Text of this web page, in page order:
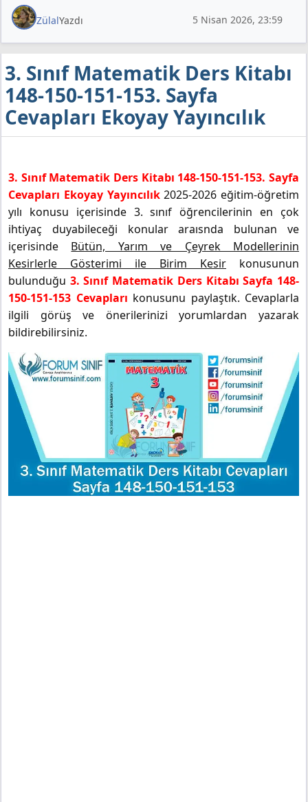
ZülalYazdı 5 Nisan 2026, 23:59
3. Sınıf Matematik Ders Kitabı
148-150-151-153. Sayfa
Cevapları Ekoyay Yayıncılık
3. Sınıf Matematik Ders Kitabı 148-150-151-153. Sayfa
Cevapları Ekoyay Yayıncılık2025-2026 eğitim-öğretim
yılı konusu içerisinde 3. sınıf öğrencilerinin en çok
ihtiyaç duyabileceği konular araısnda bulunan ve
içerisinde Bütün, Yarım ve Çeyrek Modellerinin
Kesirlerle Gösterimi ile Birim Kesir konusunun
bulunduğu 3. Sınıf Matematik Ders Kitabı Sayfa 148-
150-151-153 Cevapları konusunu paylaştık. Cevaplarla
ilgili görüş ve önerilerinizi yorumlardan yazarak
bildirebilirsiniz.